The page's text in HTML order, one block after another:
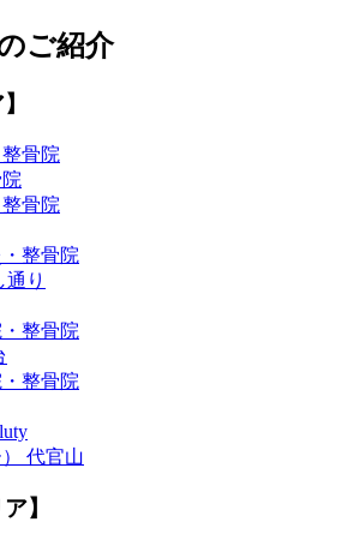
ご紹介
骨院
骨院
整骨院
通り
整骨院
整骨院
） 代官山
】